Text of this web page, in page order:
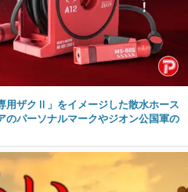
用ザクⅡ」をイメージした散水ホース
のパーソナルマークやジオン公国軍の